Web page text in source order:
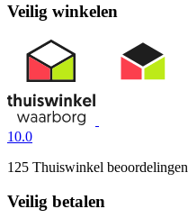
Veilig winkelen
10.0
125 Thuiswinkel beoordelingen
Veilig betalen